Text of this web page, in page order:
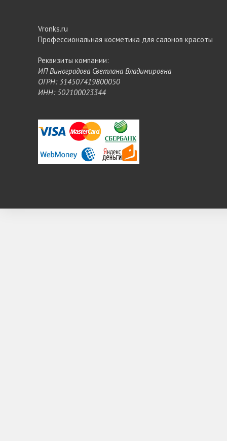
Vronks.ru
Профессиональная косметика для салонов красоты
Реквизиты компании:
ИП Виноградова Светлана Владимировна
ОГРН: 314507419800050
ИНН: 502100023344